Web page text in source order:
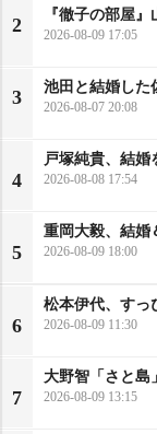
2
『徹子の部屋
2026-08-09 17:05
3
池田と結婚し
2026-08-07 20:08
4
戸塚純貴、結婚
2026-08-08 17:54
5
重岡大毅、結婚
2026-08-09 18:00
6
松本伊代、すっ
2026-08-09 11:30
7
大野智「さと
2026-08-09 13:15